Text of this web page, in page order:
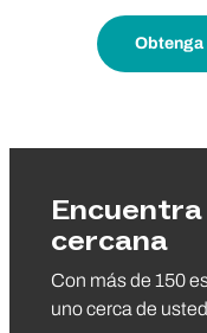
cercana
Con más de 150
uno cerca de